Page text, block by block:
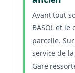
Avant tout
BASOL et
parcelle.
service de la
Gare